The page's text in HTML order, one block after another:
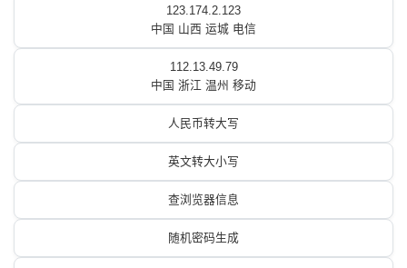
123.174.2.123
中国 山西 运城 电信
112.13.49.79
中国 浙江 温州 移动
人民币转大写
英文转大小写
查浏览器信息
随机密码生成